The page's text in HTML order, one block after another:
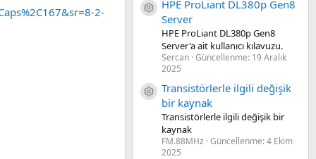
2-
Kaynak ikon/amblem
HPE ProLiant DL380p Gen8
Server
HPE ProLiant DL380p Gen8
Server'a ait kullanıcı kılavuzu.
Sercan Güncellenme: 19 Aralık
2025
Kaynak ikon/amblem
Transistörlerle ilgili değişik
bir kaynak
Transistörlerle ilgili değişik bir
kaynak
FM.88MHz Güncellenme:4 Ekim
2025